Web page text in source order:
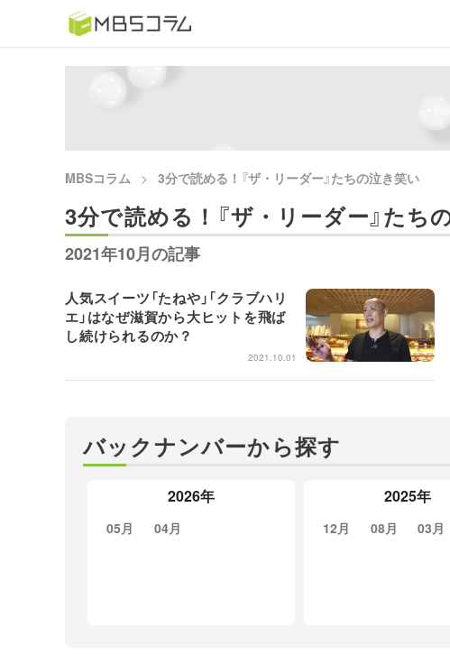
番組コラムから探す
推しといつまでも
何が起こるかホンマにわからん！？「ごぶごぶ」のトリ
痛快！明石家電視台に、エエ話はいらんねん！
5分で読める！教えてもらう前と後
MBSコラム 3分で読める！『ザ・リーダー』たちの泣き笑い
3分で読める！『ザ・リーダー』たち
2021年10月の記事
人気スイーツ「たねや」「クラブハリ
エ」はなぜ滋賀から大ヒットを飛ば
し続けられるのか？
2021.10.01
バックナンバーから探す
2026年
05月 04月
2025年
12月 08月 03月